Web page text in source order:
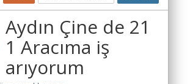
Aydın Çine de 21
1 Aracıma iş
arıyorum